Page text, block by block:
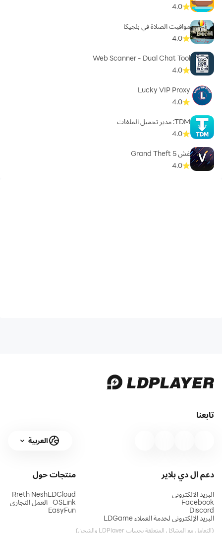
4.0
مواقيت الصلاة في بلجيكا
4.0
Web Scanner - Dual Chat Tool
4.0
Lucky VIP Proxy
4.0
TDM: مدير تحميل الملفات
4.0
غش Grand Theft 5
4.0
تابعنا
العربية
دعم ال دي بلاير
البريد الالكتروني
Facebook
Discord
البريد الإلكتروني لخدمة العملاء LDGame
(التعامل مع المشاكل المتعلقة بحساب LDPlayer والشحن)
منتجات
LDCloud
OSLink
EasyFun
حول
Rreth Nesh
العمل التجاري